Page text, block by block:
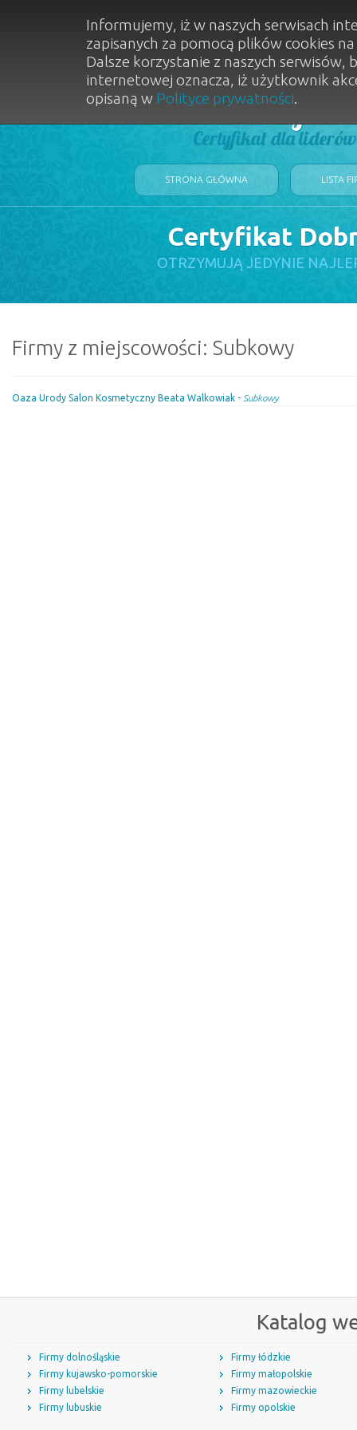
Dobry
Certyfikat dla
STRONA GŁÓWNA LISTA
Certyfikat
OTRZYMUJĄ JEDYNIE
Firmy z miejscowości: Subkowy
Oaza Urody Salon Kosmetyczny Beata Walkowiak - Subkowy
Katalog
Firmy dolnośląskie
Firmy kujawsko-pomorskie
Firmy lubelskie
Firmy lubuskie
Firmy łódzkie
Firmy małopolskie
Firmy mazowieckie
Firmy opolskie
Informujemy, iż w naszych serwisach
zapisanych za pomocą plików cookies
Dalsze korzystanie z naszych
internetowej oznacza, iż użytkownik
opisaną w Polityce prywatności.